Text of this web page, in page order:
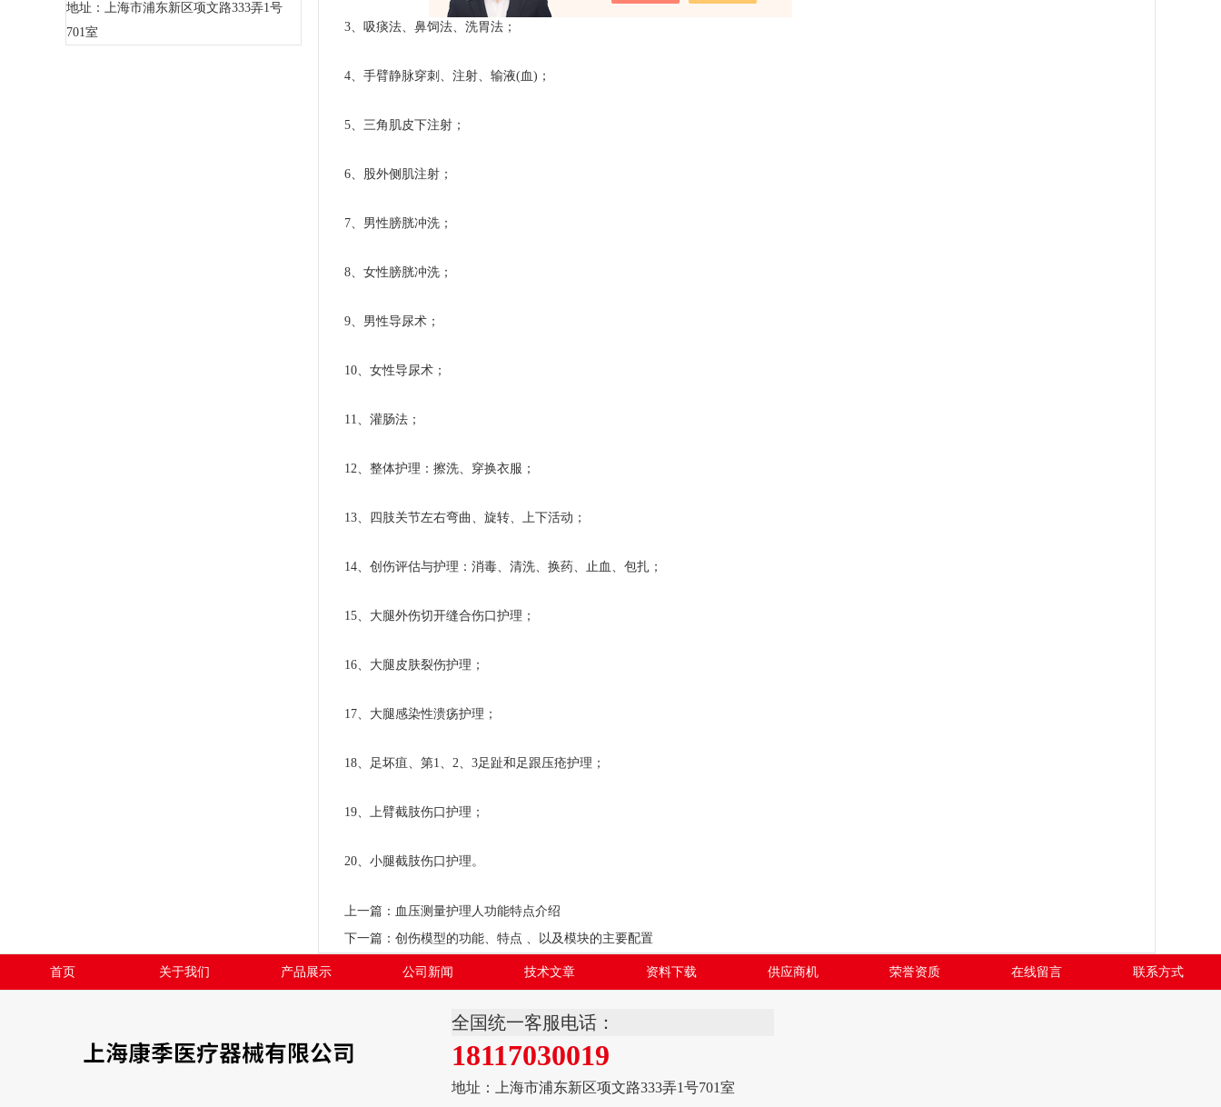
地址：上海市浦东新区项文路333弄1号
701室
3、吸痰法、鼻饲法、洗胃法；
4、手臂静脉穿刺、注射、输液(血)；
5、三角肌皮下注射；
6、股外侧肌注射；
7、男性膀胱冲洗；
8、女性膀胱冲洗；
9、男性导尿术；
10、女性导尿术；
11、灌肠法；
12、整体护理：擦洗、穿换衣服；
13、四肢关节左右弯曲、旋转、上下活动；
14、创伤评估与护理：消毒、清洗、换药、止血、包扎；
15、大腿外伤切开缝合伤口护理；
16、大腿皮肤裂伤护理；
17、大腿感染性溃疡护理；
18、足坏疽、第1、2、3足趾和足跟压疮护理；
19、上臂截肢伤口护理；
20、小腿截肢伤口护理。
上一篇： 血压测量护理人功能特点介绍
下一篇： 创伤模型的功能、特点 、以及模块的主要配置
首页 关于我们 产品展示 公司新闻 技术文章 资料下载 供应商机 荣誉资质 在线留言 联系方式
全国统一客服电话：
18117030019
地址：上海市浦东新区项文路333弄1号701室